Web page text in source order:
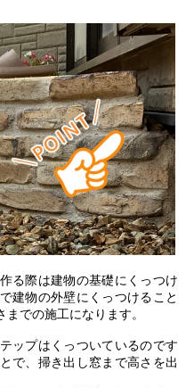
る際は建物の基礎にくっつけ
建物の外壁にくっつけること
での施工になります。
ップはくっついているのです
で、掃き出し窓まで高さを出